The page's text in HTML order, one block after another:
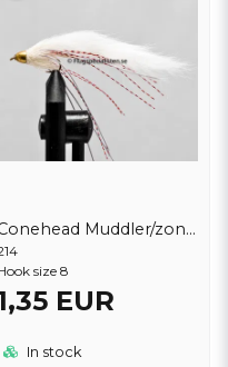
Conehead Muddler/zonker White
size 8
EUR
In stock